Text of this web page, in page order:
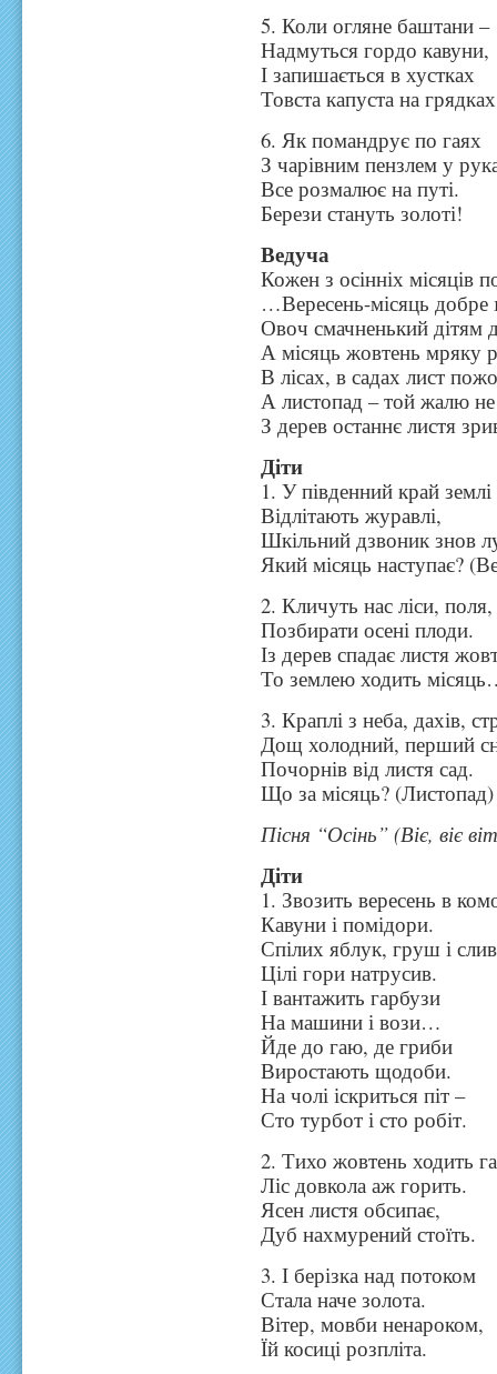
5. Коли огляне баштани –
Надмуться гордо кавуни,
І запишається в хустках
Товста капуста на
6. Як помандрує по гаях
З чарівним пензлем у
Все розмалює на путі.
Берези стануть золоті!
Ведуча
Кожен з осінніх місяців
…Вересень-місяць добре
Овоч смачненький дітям
А місяць жовтень мряку
В лісах, в садах лист
А листопад – той жалю
З дерев останнє листя
Діти
1. У південний край землі
Відлітають журавлі,
Шкільний дзвоник знов
Який місяць наступає?
2. Кличуть нас ліси,
Позбирати осені плоди.
Із дерев спадає листя
То землею ходить
3. Краплі з неба, дахів,
Дощ холодний, перший
Почорнів від листя сад.
Що за місяць? (Листопад)
Пісня “Осінь” (Віє, віє
Діти
1. Звозить вересень в
Кавуни і помідори.
Спілих яблук, груш і слив
Цілі гори натрусив.
І вантажить гарбузи
На машини і вози…
Йде до гаю, де гриби
Виростають щодоби.
На чолі іскриться піт –
Сто турбот і сто робіт.
2. Тихо жовтень ходить
Ліс довкола аж горить.
Ясен листя обсипає,
Дуб нахмурений стоїть.
3. І берізка над потоком
Стала наче золота.
Вітер, мовби ненароком,
Їй косиці розпліта.